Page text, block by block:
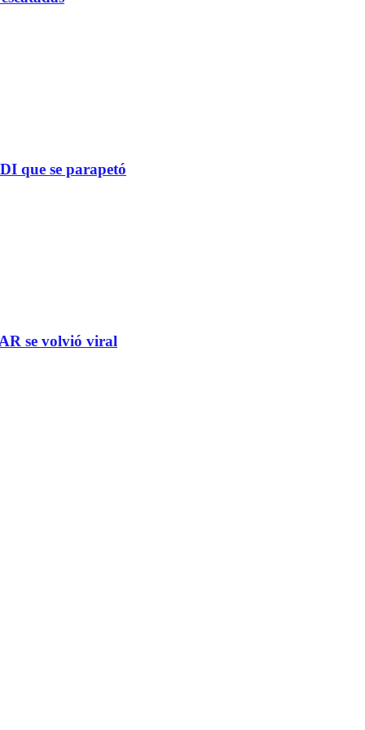
que se parapetó
se volvió viral